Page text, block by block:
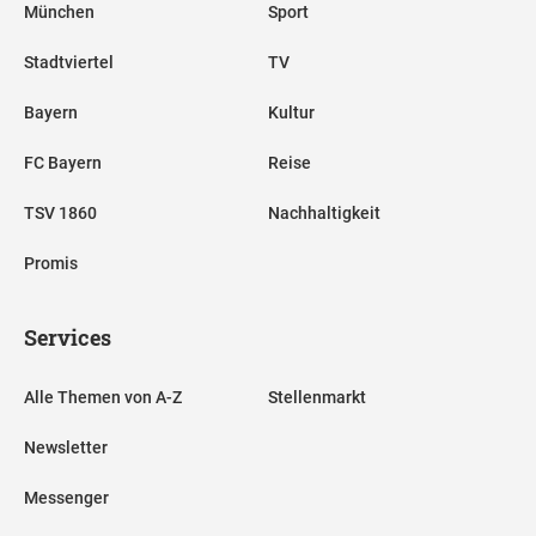
München
Stadtviertel
Bayern
FC Bayern
TSV 1860
Promis
Sport
TV
Kultur
Reise
Nachhaltigkeit
Services
Alle Themen von A-Z
Newsletter
Messenger
Stellenmarkt